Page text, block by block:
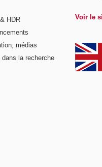
HDR
médias
la recherche
Voir le